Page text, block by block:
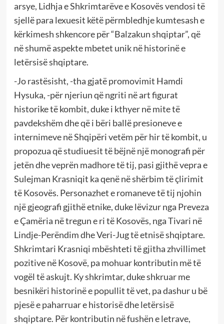
arsye, Lidhja e Shkrimtarëve e Kosovës vendosi të
sjellë para lexuesit këtë përmbledhje kumtesash e
kërkimesh shkencore për “Balzakun shqiptar”, që
në shumë aspekte mbetet unik në historinë e
letërsisë shqiptare.
-Jo rastësisht, -tha gjatë promovimit Hamdi
Hysuka, -për njeriun që ngriti në art figurat
historike të kombit, duke i kthyer në mite të
pavdekshëm dhe që i bëri ballë presioneve e
internimeve në Shqipëri vetëm për hir të kombit, u
propozua që studiuesit të bëjnë një monografi për
jetën dhe veprën madhore të tij, pasi gjithë vepra e
Sulejman Krasniqit ka qenë në shërbim të çlirimit
të Kosovës. Personazhet e romaneve të tij njohin
një gjeografi gjithë etnike, duke lëvizur nga Preveza
e Çamëria në tregun e ri të Kosovës, nga Tivari në
Lindje-Perëndim dhe Veri-Jug të etnisë shqiptare.
Shkrimtari Krasniqi mbështeti të gjitha zhvillimet
pozitive në Kosovë, pa mohuar kontributin më të
vogël të askujt. Ky shkrimtar, duke shkruar me
besnikëri historinë e popullit të vet, pa dashur u bë
pjesë e paharruar e historisë dhe letërsisë
shqiptare. Për kontributin në fushën e letrave,